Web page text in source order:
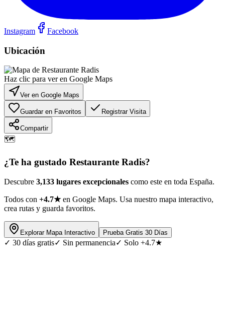
Instagram Facebook
Ubicación
Haz clic para ver en Google Maps
Ver en Google Maps
Guardar en Favoritos Registrar Visita
Compartir
🗺️
¿Te ha gustado Restaurante Radis?
Descubre 3,133 lugares excepcionales como este en toda España.
Todos con +4.7★en Google Maps. Usa nuestro mapa interactivo,
crea rutas y guarda favoritos.
Explorar Mapa Interactivo Prueba Gratis 30 Días
✓ 30 días gratis✓ Sin permanencia✓ Solo +4.7★